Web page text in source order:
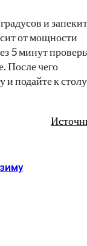
и
от мощности
5 минут
После чего
и подайте к столу